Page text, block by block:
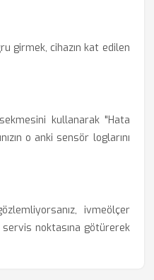
girmek, cihazın kat edilen
kullanarak "Hata
o anki sensör loglarını
ivmeölçer
noktasına götürerek